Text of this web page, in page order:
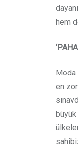
hem
Moda
en zor
büyük